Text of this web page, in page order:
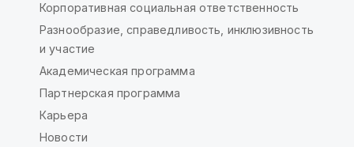
Корпоративная социальная ответственность
Разнообразие, справедливость, инклюзивность
и участие
Академическая программа
Партнерская программа
Карьера
Новости